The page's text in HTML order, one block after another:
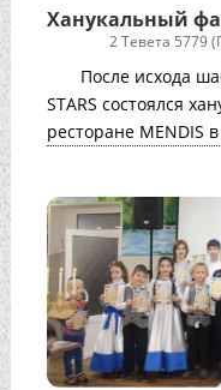
Ханукальный
2 Тевета 5779
После исхода
STARS состоялся
ресторане MENDIS